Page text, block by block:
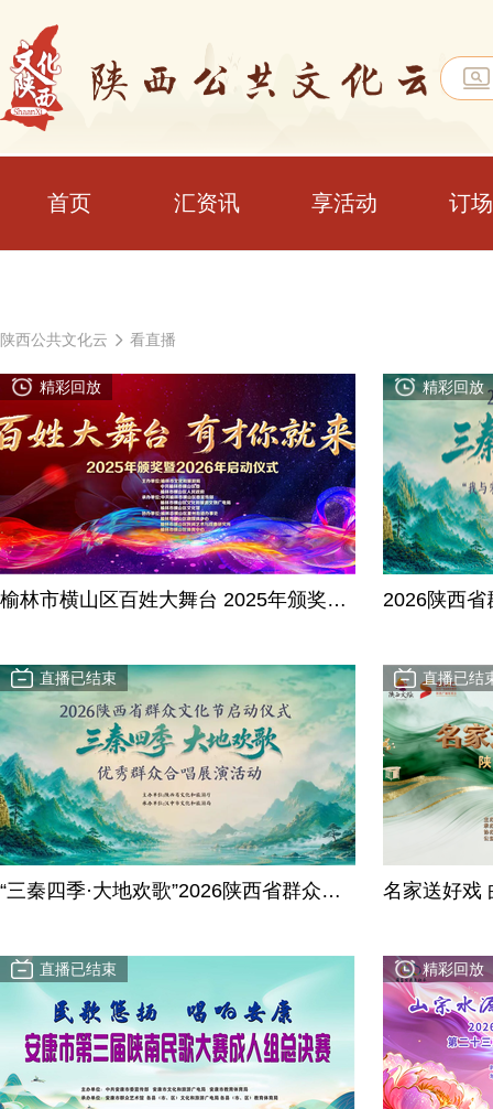
首页 汇资讯 享活动 订
陕西公共文化云 看直播
精彩回放
榆林市横山区百姓大舞台 2025年颁奖暨
精彩回放
2026陕西省
活动
直播已结束
“三秦四季·大地欢歌”2026陕西省群众文
直播已结
名家送好戏
区站
直播已结束 精彩回放